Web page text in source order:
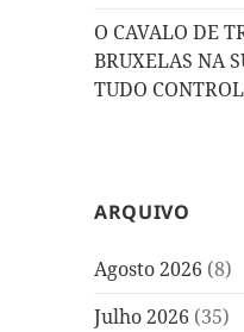
O CAVALO DE
BRUXELAS NA
TUDO
ARQUIVO
Agosto 2026 (8)
Julho 2026 (35)